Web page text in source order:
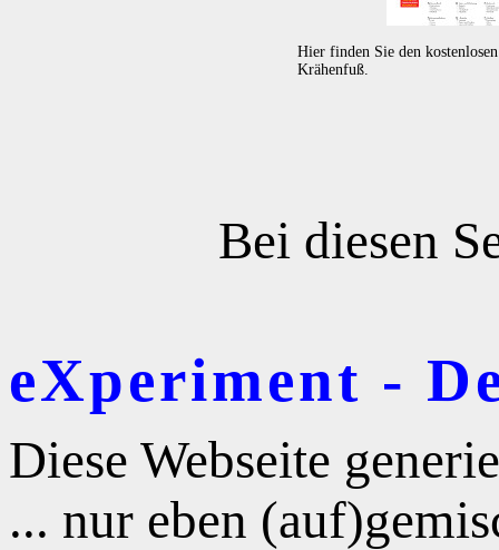
Hier finden Sie den
Krähenfuß.
Bei diesen
eXperiment -
Diese Webseite
... nur eben